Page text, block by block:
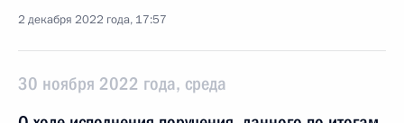
2 декабря 2022 года, 17:57
30 ноября 2022 года, среда